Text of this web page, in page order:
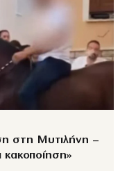
στη Μυτιλήνη –
κακοποίηση»